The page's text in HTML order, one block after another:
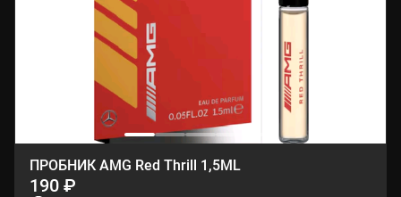
ПРОБНИК AMG Red Thrill 1,5ML
190 ₽